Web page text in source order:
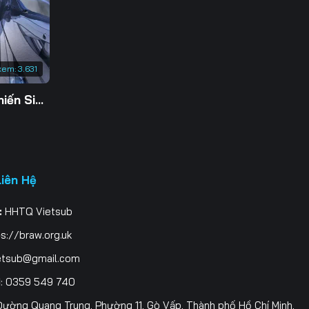
3.631
Tu Tiên Giả Đại Chiến Siêu Năng Lực 3D
Hệ
HHTQ Vietsub
braw.org.uk
: 0359 549 740
Quang Trung, Phường 11, Gò Vấp, Thành phố Hồ Chí Minh,